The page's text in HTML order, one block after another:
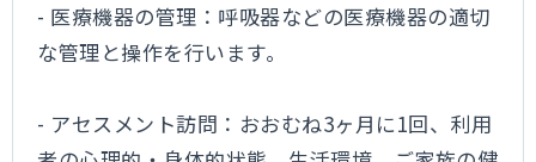
- 医療機器の管理：呼吸器などの医療機器の適切
な管理と操作を行います。
- アセスメント訪問：おおむね3ヶ月に1回、利用